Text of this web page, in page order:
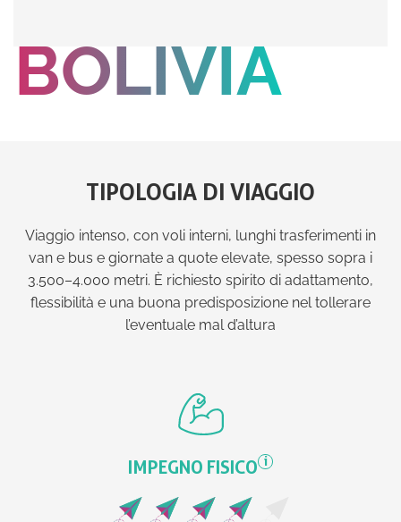
BOLIVIA
TIPOLOGIA DI VIAGGIO
Viaggio intenso, con voli interni, lunghi trasferimenti in
van e bus e giornate a quote elevate, spesso sopra i
3.500–4.000 metri. È richiesto spirito di adattamento,
flessibilità e una buona predisposizione nel tollerare
l’eventuale mal d’altura
IMPEGNO FISICO i